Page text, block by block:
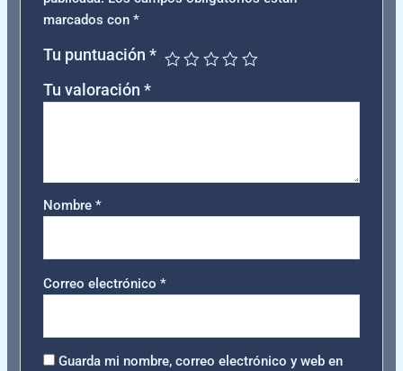
marcados con *
Tu puntuación *
Tu valoración *
Nombre *
Correo electrónico *
Guarda mi nombre, correo electrónico y web en